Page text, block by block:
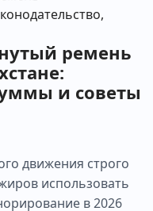
ремень
и советы
движения строго
использовать
в 2026